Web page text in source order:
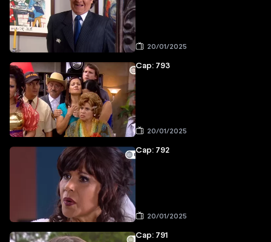
20/01/2025
Cap: 793
20/01/2025
Cap: 792
20/01/2025
Cap: 791